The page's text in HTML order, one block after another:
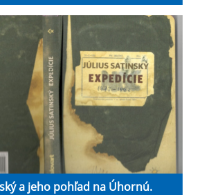
a jeho pohľad na Úhornú.